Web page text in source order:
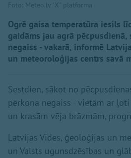
Foto: Meteo.lv "X" platforma
Ogrē gaisa temperatūra iesils
gaidāms jau agrā
negaiss - vakarā, informē
un meteoroloģijas centrs savā
Sestdien, sākot no
pērkona negaiss - vietām ar
un krasām vēja brāzmām,
Latvijas Vides, ģeoloģijas un
un Valsts ugunsdzēsības un